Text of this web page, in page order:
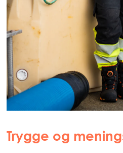
Trygge og